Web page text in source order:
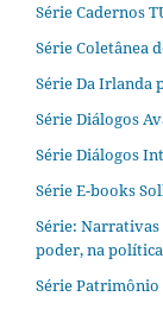
Série Cadernos
Série Coletânea
Série Da Irlanda
Série Diálogos
Série Diálogos
Série E-books
Série:
poder, na
Série